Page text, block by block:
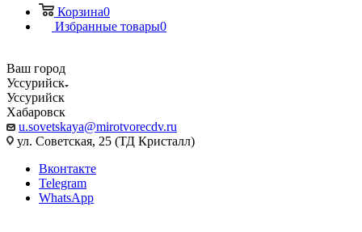
Корзина0
Избранные товары0
Ваш город
Уссурийск
Уссурийск
Хабаровск
u.sovetskaya@mirotvorecdv.ru
ул. Советская, 25 (ТД Кристалл)
Вконтакте
Telegram
WhatsApp